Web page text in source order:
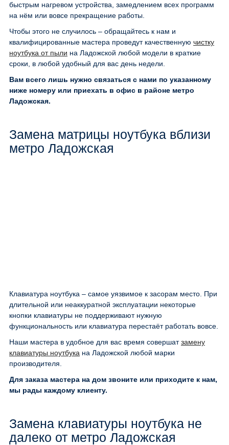
быстрым нагревом устройства, замедлением всех программ
на нём или вовсе прекращение работы.
Чтобы этого не случилось – обращайтесь к нам и
квалифицированные мастера проведут качественную чистку
ноутбука от пыли на Ладожской любой модели в краткие
сроки, в любой удобный для вас день недели.
Вам всего лишь нужно связаться с нами по указанному
ниже номеру или приехать в офис в районе метро
Ладожская.
Замена матрицы ноутбука вблизи
метро Ладожская
Клавиатура ноутбука – самое уязвимое к засорам место. При
длительной или неаккуратной эксплуатации некоторые
кнопки клавиатуры не поддерживают нужную
функциональность или клавиатура перестаёт работать вовсе.
Наши мастера в удобное для вас время совершатзамену
клавиатуры ноутбука на Ладожской любой марки
производителя.
Для заказа мастера на дом звоните или приходите к нам,
мы рады каждому клиенту.
Замена клавиатуры ноутбука не
далеко от метро Ладожская